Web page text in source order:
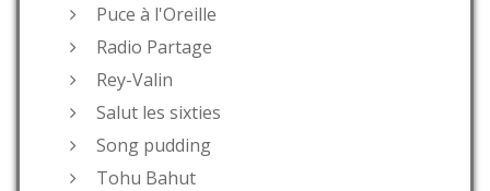
Puce à l'Oreille
Radio Partage
Rey-Valin
Salut les sixties
Song pudding
Tohu Bahut